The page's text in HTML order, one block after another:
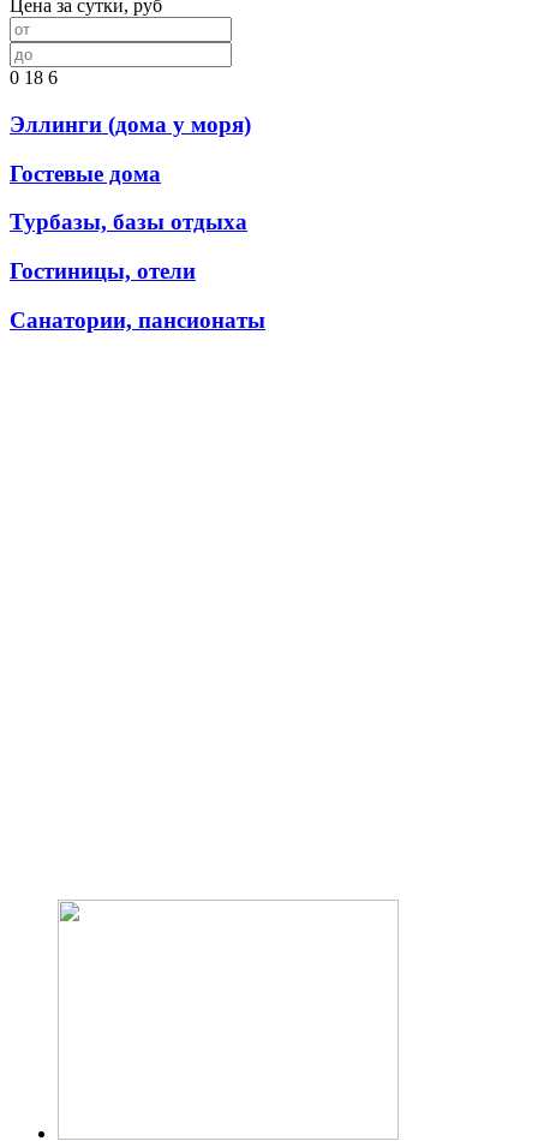
Цена за сутки, руб
0 18 6
Эллинги (дома у моря)
Гостевые дома
Турбазы, базы отдыха
Гостиницы, отели
Санатории, пансионаты